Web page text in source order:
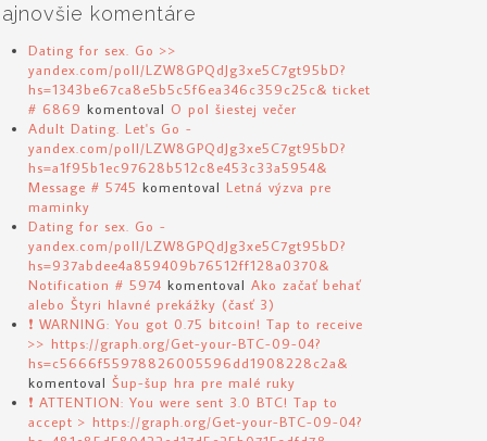
komentáre
Dating for sex. Go >>
yandex.com/poll/LZW8GPQdJg3xe5C7gt95bD?
hs=1343be67ca8e5b5c5f6ea346c359c25c& ticket
# 6869 komentoval O pol šiestej večer
Adult Dating. Let's Go -
yandex.com/poll/LZW8GPQdJg3xe5C7gt95bD?
hs=a1f95b1ec97628b512c8e453c33a5954&
Message # 5745 komentoval Letná výzva pre
maminky
Dating for sex. Go -
yandex.com/poll/LZW8GPQdJg3xe5C7gt95bD?
hs=937abdee4a859409b76512ff128a0370&
Notification # 5974 komentoval Ako začať behať
alebo Štyri hlavné prekážky (časť 3)
❗ WARNING: You got 0.75 bitcoin! Tap to receive
>> https://graph.org/Get-your-BTC-09-04?
hs=c5666f55978826005596dd1908228c2a&
komentoval Šup-šup hra pre malé ruky
❗ ATTENTION: You were sent 3.0 BTC! Tap to
accept > https://graph.org/Get-your-BTC-09-04?